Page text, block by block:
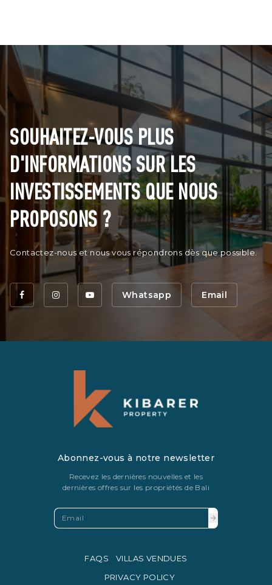
SOUHAITEZ-VOUS PLUS
D'INFORMATIONS SUR LES
INVESTISSEMENTS QUE NOUS
PROPOSONS ?
Contactez-nous et nous vous répondrons dès que possible.
Whatsapp Email
Abonnez-vous à notre newsletter
Recevez les dernières nouvelles et les
dernières offres sur les propriétés de Bali
FAQS
VILLAS VENDUES
PRIVACY POLICY